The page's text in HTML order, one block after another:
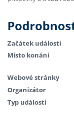
Začátek události
Místo konání
Webové stránky
Organizátor
Typ události